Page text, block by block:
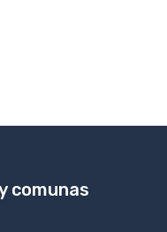
comunas